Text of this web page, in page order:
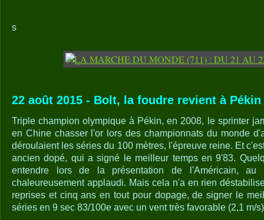
s
22 août 2015 - Bolt, la foudre revient à Pékin
Triple champion olympique à Pékin, en 2008, le sprinter
en Chine chasser l'or lors des championnats du monde
déroulaient les séries du 100 mètres, l'épreuve reine. Et
ancien dopé, qui a signé le meilleur temps en 9'83.
entendre lors de la présentation de l'Américain, au
chaleureusement applaudi. Mais cela n'a en rien
reprises et cinq ans en tout pour dopage, de signer le
séries en 9 sec 83/100e avec un vent très favorable (2,1 m/